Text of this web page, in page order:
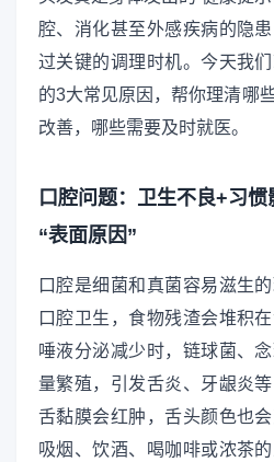
腔、消化甚至外感疾病的隐
过关键的调理时机。今天我
的3大常见原因，帮你理清哪
改善，哪些需要及时就医。
口腔问题：卫生不良+习
“表面原因”
口腔是细菌和真菌容易滋生
口腔卫生，食物残渣会堆积
唾液分泌减少时，链球菌、
量繁殖，引发舌炎、牙龈炎
舌黏膜会红肿，舌头颜色也
吸烟、饮酒、喝咖啡或浓茶